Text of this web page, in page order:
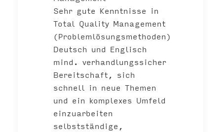
Sehr gute Kenntnisse in
Total Quality Management
(Problemlösungsmethoden)
Deutsch und Englisch
mind. verhandlungssicher
Bereitschaft, sich
schnell in neue Themen
und ein komplexes Umfeld
einzuarbeiten
selbstständige,